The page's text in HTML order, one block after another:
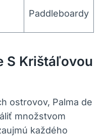
Paddleboardy
S Krištáľovou
ostrovov, Palma de
množstvom
každého